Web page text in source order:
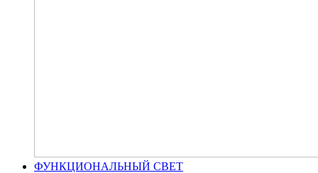
ФУНКЦИОНАЛЬНЫЙ СВЕТ